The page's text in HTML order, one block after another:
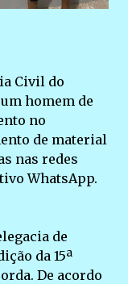
Civil do
homem de
no
de material
nas redes
WhatsApp.
de
da 15ª
De acordo